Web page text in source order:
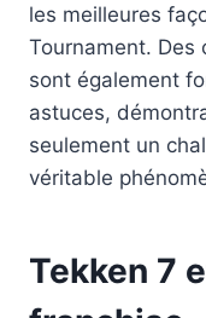
les meilleures
Tournament. Des
sont également
astuces,
seulement un
véritable
Tekken 7